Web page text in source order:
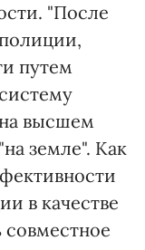
"После
путем
высшем
земле". Как
в качестве
совместное